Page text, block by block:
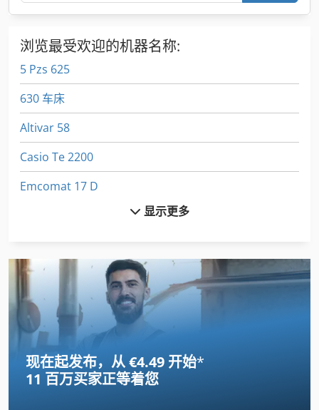
浏览最受欢迎的机器名称:
5 Pzs 625
630 车床
Altivar 58
Casio Te 2200
Emcomat 17 D
Fz 0
Gildemeister Ct 20
Index B 60
International 434
Linde
显示更多
现在起发布，从 €4.49 开始*
11 百万买家正等着您